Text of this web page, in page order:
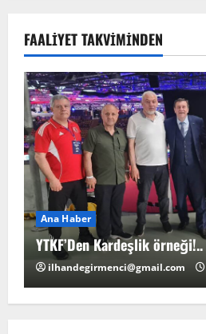
FAALIYET TAKVIMINDEN
Ana Haber
YTKF’Den Kardeşlik örneği!..
ilhandegirmenci@gmail.com